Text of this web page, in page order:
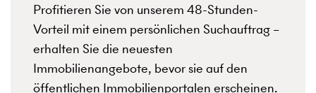
Profitieren Sie von unserem 48-Stunden-
Vorteil mit einem persönlichen Suchauftrag –
erhalten Sie die neuesten
Immobilienangebote, bevor sie auf den
öffentlichen Immobilienportalen erscheinen.